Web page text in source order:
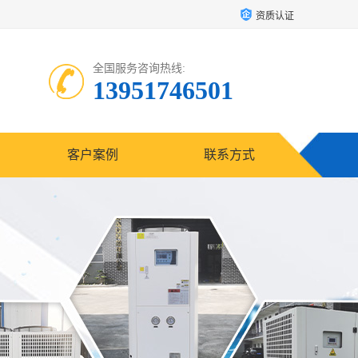
资质认证
全国服务咨询热线:
13951746501
客户案例 联系方式